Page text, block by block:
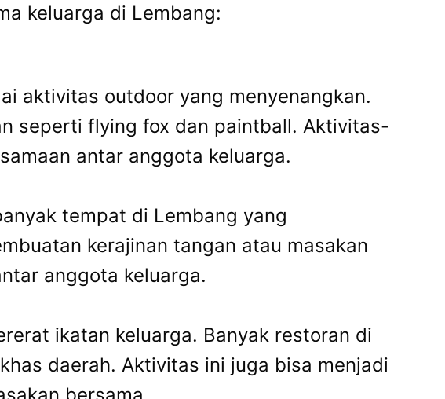
keluarga di Lembang:
aktivitas outdoor yang menyenangkan.
seperti flying fox dan paintball. Aktivitas-
antar anggota keluarga.
tempat di Lembang yang
kerajinan tangan atau masakan
anggota keluarga.
ikatan keluarga. Banyak restoran di
daerah. Aktivitas ini juga bisa menjadi